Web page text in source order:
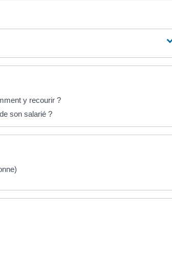
y recourir ?
son salarié ?